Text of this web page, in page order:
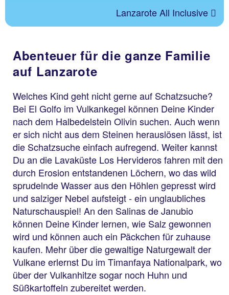
Lanzarote All Inclusive
Abenteuer für die ganze Familie
auf Lanzarote
Welches Kind geht nicht gerne auf Schatzsuche?
Bei El Golfo im Vulkankegel können Deine Kinder
nach dem Halbedelstein Olivin suchen. Auch wenn
er sich nicht aus dem Steinen herauslösen lässt, ist
die Schatzsuche einfach aufregend. Weiter kannst
Du an die Lavaküste Los Hervideros fahren mit den
durch Erosion entstandenen Löchern, wo das wild
sprudelnde Wasser aus den Höhlen gepresst wird
und salziger Nebel aufsteigt - ein unglaubliches
Naturschauspiel! An den Salinas de Janubio
können Deine Kinder lernen, wie Salz gewonnen
wird und können auch ein Päckchen für zuhause
kaufen. Mehr über die gewaltige Naturgewalt der
Vulkane erlernst Du im Timanfaya Nationalpark, wo
über der Vulkanhitze sogar noch Huhn und
Süßkartoffeln zubereitet werden.